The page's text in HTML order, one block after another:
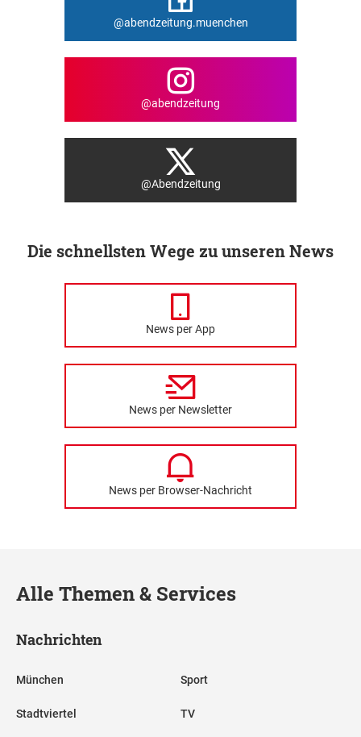
@abendzeitung.muenchen
@abendzeitung
@Abendzeitung
Die schnellsten Wege zu unseren News
News per App
News per Newsletter
News per Browser-Nachricht
Alle Themen & Services
Nachrichten
München
Stadtviertel
Sport
TV